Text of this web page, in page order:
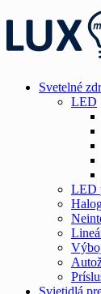
Svetelné
LED
LED
Svietidlá